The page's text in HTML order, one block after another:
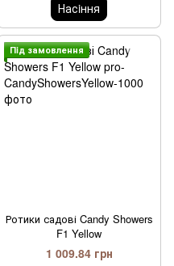
Насiння
Пiд замовлення
Ротики садові Candy Showers
F1 Yellow
1 009.84 грн